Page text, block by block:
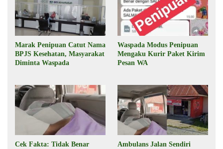
Marak Penipuan Catut Nama
BPJS Kesehatan, Masyarakat
Diminta Waspada
Waspada Modus Penipuan
Mengaku Kurir Paket Kirim
Pesan WA
Cek Fakta: Tidak Benar
Ambulans Jalan Sendiri